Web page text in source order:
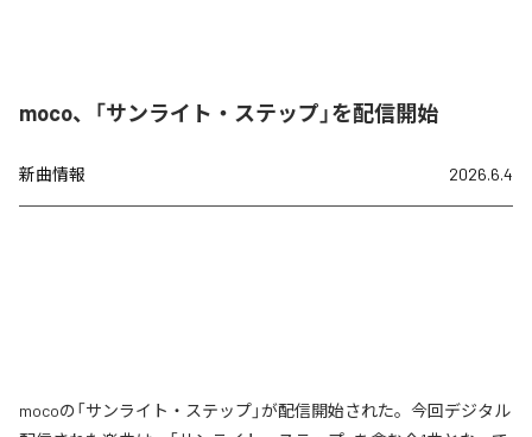
moco、「サンライト・ステップ」を配信開始
新曲情報 2026.6.4
mocoの「サンライト・ステップ」が配信開始された。今回デジタル